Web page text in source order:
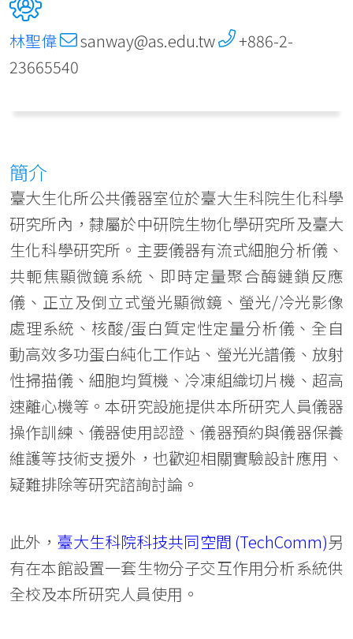
林聖偉 sanway@as.edu.tw
+886-2-
23665540
簡介
臺大生化所公共儀器室位於臺大生科院生化科學
研究所內，隸屬於中研院生物化學研究所及臺大
生化科學研究所。主要儀器有流式細胞分析儀、
共軛焦顯微鏡系統、即時定量聚合酶鏈鎖反應
儀、正立及倒立式螢光顯微鏡、螢光/冷光影像
處理系統、核酸/蛋白質定性定量分析儀、全自
動高效多功蛋白純化工作站、螢光光譜儀、放射
性掃描儀、細胞均質機、冷凍組織切片機、超高
速離心機等。本研究設施提供本所研究人員儀器
操作訓練、儀器使用認證、儀器預約與儀器保養
維護等技術支援外，也歡迎相關實驗設計應用、
疑難排除等研究諮詢討論。
此外， 臺大生科院科技共同空間 (TechComm)另
有在本館設置一套生物分子交互作用分析系統供
全校及本所研究人員使用。